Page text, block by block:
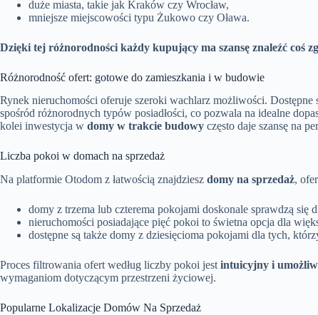
duże miasta, takie jak Kraków czy Wrocław,
mniejsze miejscowości typu Żukowo czy Oława.
Dzięki tej różnorodności każdy kupujący ma szansę znaleźć
Różnorodność ofert: gotowe do zamieszkania i w budowie
Rynek nieruchomości oferuje szeroki wachlarz możliwości. Dostępne
spośród różnorodnych typów posiadłości, co pozwala na idealne
kolei inwestycja w domy w trakcie budowy często daje szansę na
Liczba pokoi w domach na sprzedaż
Na platformie Otodom z łatwością znajdziesz domy na sprzedaż,
domy z trzema lub czterema pokojami doskonale sprawdzą się
nieruchomości posiadające pięć pokoi to świetna opcja dla
dostępne są także domy z dziesięcioma pokojami dla tych,
Proces filtrowania ofert według liczby pokoi jest intuicyjny i
wymaganiom dotyczącym przestrzeni życiowej.
Popularne Lokalizacje Domów Na Sprzedaż